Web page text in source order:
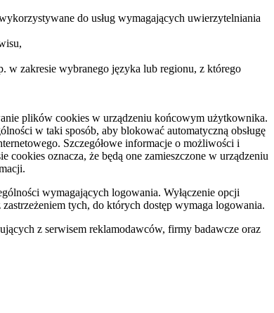
do usług wymagających uwierzytelniania
zakresie wybranego języka lub regionu, z którego
plików cookies w urządzeniu końcowym użytkownika.
w taki sposób, aby blokować automatyczną obsługę
Szczegółowe informacje o możliwości i
oznacza, że będą one zamieszczone w urządzeniu
wymagających logowania. Wyłączenie opcji
tych, do których dostęp wymaga logowania.
z serwisem reklamodawców, firmy badawcze oraz